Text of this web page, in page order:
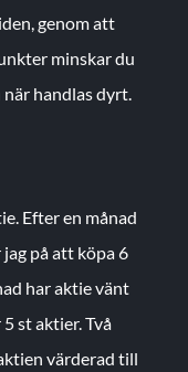
genom att
minskar du
handlas dyrt.
Efter en månad
på att köpa 6
har aktie vänt
5 st aktier.Två
värderad till